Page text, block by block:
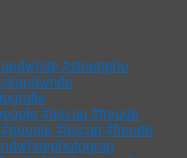
#streetpho
#leicaq #freude